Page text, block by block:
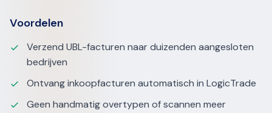
Voordelen
Verzend UBL-facturen naar duizenden aangesloten
bedrijven
Ontvang inkoopfacturen automatisch in LogicTrade
Geen handmatig overtypen of scannen meer